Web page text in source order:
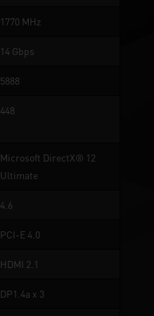
1770 MHz
14 Gbps
5888
448
Microsoft DirectX® 12
Ultimate
4.6
PCI-E 4.0
HDMI 2.1
DP1.4a x 3